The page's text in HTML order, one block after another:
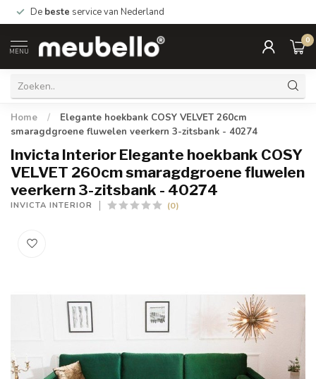
De beste service van Nederland
MENU
0
Home /
Elegante hoekbank COSY VELVET 260cm
smaragdgroene fluwelen veerkern 3-zitsbank - 40274
Invicta Interior Elegante hoekbank COSY
VELVET 260cm smaragdgroene fluwelen
veerkern 3-zitsbank - 40274
INVICTA INTERIOR (0)